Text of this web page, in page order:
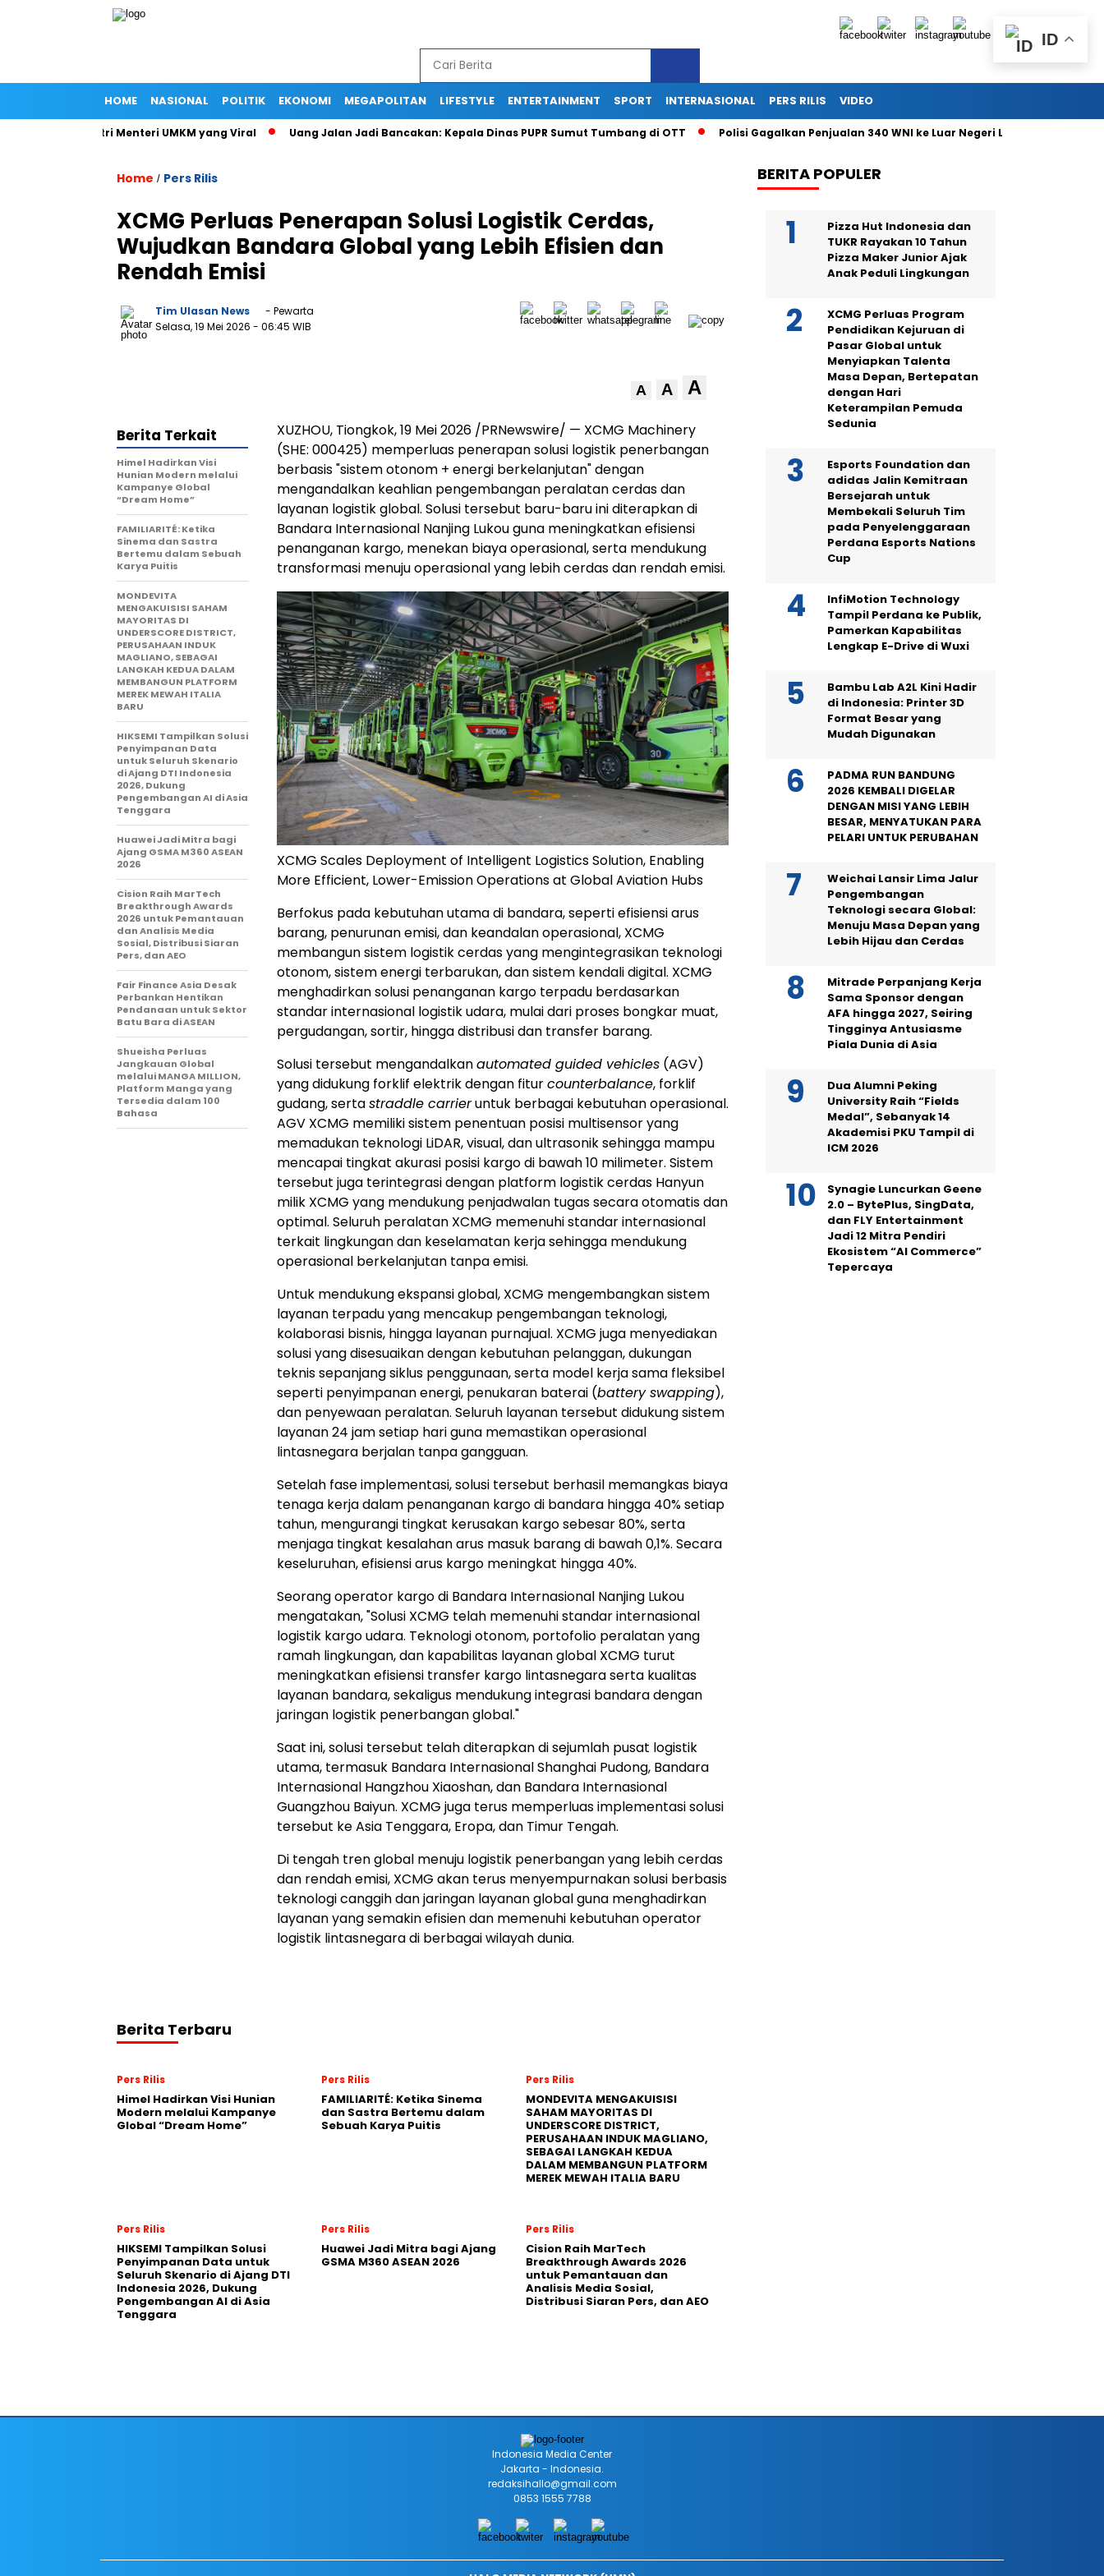
HOME NASIONAL POLITIK EKONOMI MEGAPOLITAN LIFESTYLE ENTERTAINMENT SPORT INTERNASIONAL PERS RILIS VIDEO
Jalan Istri Menteri UMKM yang Viral Uang Jalan Jadi Bancakan: Kepala Dinas PUPR Sumut Tumbang di OTT Polisi Gagalkan Penjualan 340 WNI ke Luar Negeri Lewat Bandara Soetta
Home / Pers Rilis
XCMG Perluas Penerapan Solusi Logistik Cerdas,
Wujudkan Bandara Global yang Lebih Efisien dan
Rendah Emisi
Tim Ulasan News
- Pewarta
Selasa, 19 Mei 2026 - 06:45 WIB
A A A
XUZHOU, Tiongkok, 19 Mei 2026 /PRNewswire/ — XCMG Machinery
(SHE: 000425) memperluas penerapan solusi logistik penerbangan
berbasis "sistem otonom + energi berkelanjutan" dengan
mengandalkan keahlian pengembangan peralatan cerdas dan
layanan logistik global. Solusi tersebut baru-baru ini diterapkan di
Bandara Internasional Nanjing Lukou guna meningkatkan efisiensi
penanganan kargo, menekan biaya operasional, serta mendukung
transformasi menuju operasional yang lebih cerdas dan rendah emisi.
XCMG Scales Deployment of Intelligent Logistics Solution, Enabling
More Efficient, Lower-Emission Operations at Global Aviation Hubs
Berfokus pada kebutuhan utama di bandara, seperti efisiensi arus
barang, penurunan emisi, dan keandalan operasional, XCMG
membangun sistem logistik cerdas yang mengintegrasikan teknologi
otonom, sistem energi terbarukan, dan sistem kendali digital. XCMG
menghadirkan solusi penanganan kargo terpadu berdasarkan
standar internasional logistik udara, mulai dari proses bongkar muat,
pergudangan, sortir, hingga distribusi dan transfer barang.
Solusi tersebut mengandalkanautomated guided vehicles (AGV)
yang didukung forklif elektrik dengan fiturcounterbalance, forklif
gudang, sertastraddle carrieruntuk berbagai kebutuhan operasional.
AGV XCMG memiliki sistem penentuan posisi multisensor yang
memadukan teknologi LiDAR, visual, dan ultrasonik sehingga mampu
mencapai tingkat akurasi posisi kargo di bawah 10 milimeter. Sistem
tersebut juga terintegrasi dengan platform logistik cerdas Hanyun
milik XCMG yang mendukung penjadwalan tugas secara otomatis dan
optimal. Seluruh peralatan XCMG memenuhi standar internasional
terkait lingkungan dan keselamatan kerja sehingga mendukung
operasional berkelanjutan tanpa emisi.
Untuk mendukung ekspansi global, XCMG mengembangkan sistem
layanan terpadu yang mencakup pengembangan teknologi,
kolaborasi bisnis, hingga layanan purnajual. XCMG juga menyediakan
solusi yang disesuaikan dengan kebutuhan pelanggan, dukungan
teknis sepanjang siklus penggunaan, serta model kerja sama fleksibel
seperti penyimpanan energi, penukaran baterai (battery swapping),
dan penyewaan peralatan. Seluruh layanan tersebut didukung sistem
layanan 24 jam setiap hari guna memastikan operasional
lintasnegara berjalan tanpa gangguan.
Setelah fase implementasi, solusi tersebut berhasil memangkas biaya
tenaga kerja dalam penanganan kargo di bandara hingga 40% setiap
tahun, mengurangi tingkat kerusakan kargo sebesar 80%, serta
menjaga tingkat kesalahan arus masuk barang di bawah 0,1%. Secara
keseluruhan, efisiensi arus kargo meningkat hingga 40%.
Seorang operator kargo di Bandara Internasional Nanjing Lukou
mengatakan, "Solusi XCMG telah memenuhi standar internasional
logistik kargo udara. Teknologi otonom, portofolio peralatan yang
ramah lingkungan, dan kapabilitas layanan global XCMG turut
meningkatkan efisiensi transfer kargo lintasnegara serta kualitas
layanan bandara, sekaligus mendukung integrasi bandara dengan
jaringan logistik penerbangan global."
Saat ini, solusi tersebut telah diterapkan di sejumlah pusat logistik
utama, termasuk Bandara Internasional Shanghai Pudong, Bandara
Internasional Hangzhou Xiaoshan, dan Bandara Internasional
Guangzhou Baiyun. XCMG juga terus memperluas implementasi solusi
tersebut ke Asia Tenggara, Eropa, dan Timur Tengah.
Di tengah tren global menuju logistik penerbangan yang lebih cerdas
dan rendah emisi, XCMG akan terus menyempurnakan solusi berbasis
teknologi canggih dan jaringan layanan global guna menghadirkan
layanan yang semakin efisien dan memenuhi kebutuhan operator
logistik lintasnegara di berbagai wilayah dunia.
Berita Terkait
Himel Hadirkan Visi
Hunian Modern melalui
Kampanye Global
“Dream Home”
FAMILIARITÉ: Ketika
Sinema dan Sastra
Bertemu dalam Sebuah
Karya Puitis
MONDEVITA
MENGAKUISISI SAHAM
MAYORITAS DI
UNDERSCORE DISTRICT,
PERUSAHAAN INDUK
MAGLIANO, SEBAGAI
LANGKAH KEDUA DALAM
MEMBANGUN PLATFORM
MEREK MEWAH ITALIA
BARU
HIKSEMI Tampilkan Solusi
Penyimpanan Data
untuk Seluruh Skenario
di Ajang DTI Indonesia
2026, Dukung
Pengembangan AI di Asia
Tenggara
Huawei Jadi Mitra bagi
Ajang GSMA M360 ASEAN
2026
Cision Raih MarTech
Breakthrough Awards
2026 untuk Pemantauan
dan Analisis Media
Sosial, Distribusi Siaran
Pers, dan AEO
Fair Finance Asia Desak
Perbankan Hentikan
Pendanaan untuk Sektor
Batu Bara di ASEAN
Shueisha Perluas
Jangkauan Global
melalui MANGA MILLION,
Platform Manga yang
Tersedia dalam 100
Bahasa
Berita Terbaru
Pers Rilis
Himel Hadirkan Visi Hunian
Modern melalui Kampanye
Global “Dream Home”
Pers Rilis
FAMILIARITÉ: Ketika Sinema
dan Sastra Bertemu dalam
Sebuah Karya Puitis
Pers Rilis
MONDEVITA MENGAKUISISI
SAHAM MAYORITAS DI
UNDERSCORE DISTRICT,
PERUSAHAAN INDUK MAGLIANO,
SEBAGAI LANGKAH KEDUA
DALAM MEMBANGUN PLATFORM
MEREK MEWAH ITALIA BARU
Pers Rilis
HIKSEMI Tampilkan Solusi
Penyimpanan Data untuk
Seluruh Skenario di Ajang DTI
Indonesia 2026, Dukung
Pengembangan AI di Asia
Tenggara
Pers Rilis
Huawei Jadi Mitra bagi Ajang
GSMA M360 ASEAN 2026
Pers Rilis
Cision Raih MarTech
Breakthrough Awards 2026
untuk Pemantauan dan
Analisis Media Sosial,
Distribusi Siaran Pers, dan AEO
BERITA POPULER
Pizza Hut Indonesia dan
TUKR Rayakan 10 Tahun
Pizza Maker Junior Ajak
Anak Peduli Lingkungan
XCMG Perluas Program
Pendidikan Kejuruan di
Pasar Global untuk
Menyiapkan Talenta
Masa Depan, Bertepatan
dengan Hari
Keterampilan Pemuda
Sedunia
Esports Foundation dan
adidas Jalin Kemitraan
Bersejarah untuk
Membekali Seluruh Tim
pada Penyelenggaraan
Perdana Esports Nations
Cup
InfiMotion Technology
Tampil Perdana ke Publik,
Pamerkan Kapabilitas
Lengkap E-Drive di Wuxi
Bambu Lab A2L Kini Hadir
di Indonesia: Printer 3D
Format Besar yang
Mudah Digunakan
PADMA RUN BANDUNG
2026 KEMBALI DIGELAR
DENGAN MISI YANG LEBIH
BESAR, MENYATUKAN PARA
PELARI UNTUK PERUBAHAN
Weichai Lansir Lima Jalur
Pengembangan
Teknologi secara Global:
Menuju Masa Depan yang
Lebih Hijau dan Cerdas
Mitrade Perpanjang Kerja
Sama Sponsor dengan
AFA hingga 2027, Seiring
Tingginya Antusiasme
Piala Dunia di Asia
Dua Alumni Peking
University Raih “Fields
Medal”, Sebanyak 14
Akademisi PKU Tampil di
ICM 2026
Synagie Luncurkan Geene
2.0 – BytePlus, SingData,
dan FLY Entertainment
Jadi 12 Mitra Pendiri
Ekosistem “AI Commerce”
Tepercaya
ID
Indonesia Media Center
Jakarta - Indonesia.
redaksihallo@gmail.com
0853 1555 7788